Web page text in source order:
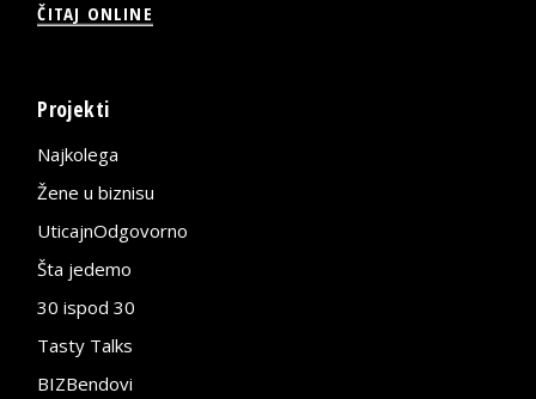
ČITAJ ONLINE
Projekti
Najkolega
Žene u biznisu
UticajnOdgovorno
Šta jedemo
30 ispod 30
Tasty Talks
BIZBendovi